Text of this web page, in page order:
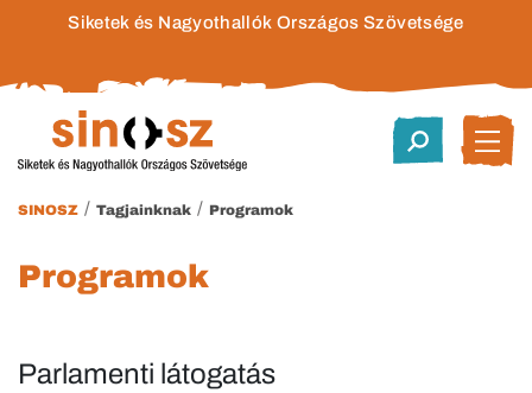
Siketek és Nagyothallók Országos Szövetsége
SINOSZ / Tagjainknak / Programok
Programok
Parlamenti látogatás